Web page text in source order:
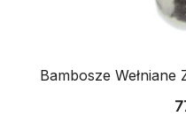
Bambosze